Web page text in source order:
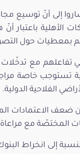
إلى أنّ توسيع
الأهلية باعتبار
بمعطيات حول التصرف في
تفاعلهم مع تدخّلات
تستوجب خاصة
الفلاحية الدولية.
ضعف الاعتمادات
المختصّة مع مراعاة
إلى انخراط